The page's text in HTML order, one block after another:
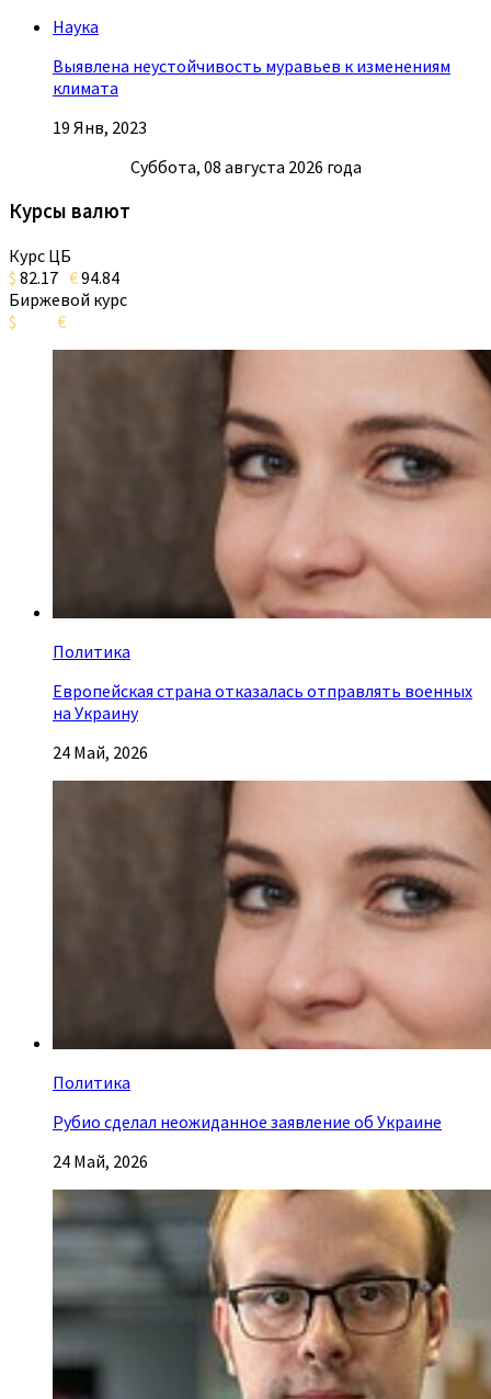
Наука
Выявлена неустойчивость муравьев к изменениям
климата
19 Янв, 2023
Суббота, 08 августа 2026 года
Курсы валют
Курс ЦБ
$ 82.17 €94.84
Биржевой курс
$
€
Политика
Европейская страна отказалась отправлять военных
на Украину
24 Май, 2026
Политика
Рубио сделал неожиданное заявление об Украине
24 Май, 2026